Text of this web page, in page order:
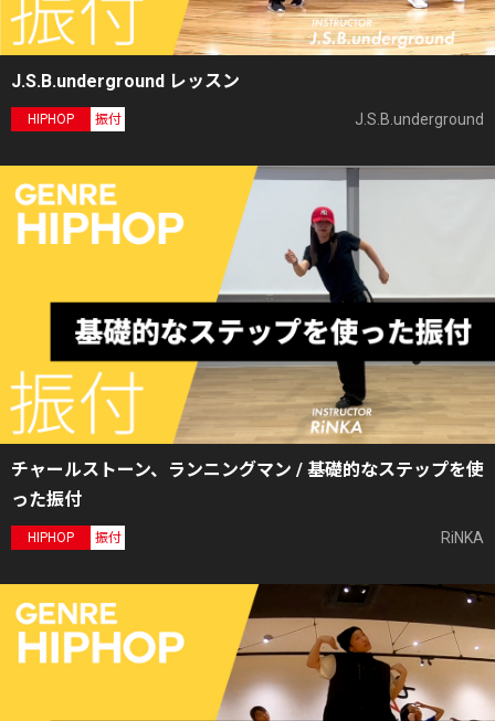
J.S.B.underground レッスン
HIPHOP 振付 J.S.B.underground
チャールストーン、ランニングマン / 基礎的なステップを使
った振付
HIPHOP 振付 RiNKA